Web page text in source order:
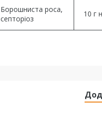
Борошниста роса,
септоріоз
10 г